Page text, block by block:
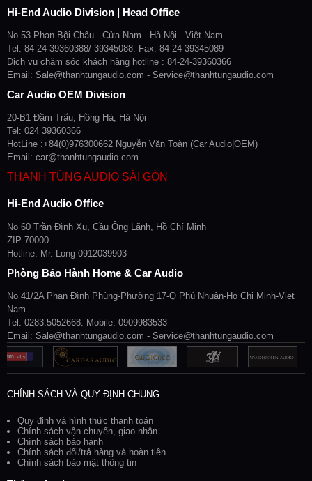
Hi-End Audio Division | Head Office
No 53 Phan Bội Châu - Cửa Nam - Hà Nội - Việt Nam.
Tel: 84-24-39360388/ 39345088. Fax: 84-24-39345089
Dịch vụ chăm sóc khách hàng hotline : 84-24-39360366
Email: Sale@thanhtungaudio.com - Service@thanhtungaudio.com
Car Audio OEM Division
20-B1 Đầm Trấu, Hồng Hà, Hà Nội
Tel: 024 39360366
HotLine :+84(0)976300662 Nguyễn Văn Toàn (Car Audio|OEM)
Email: car@thanhtungaudio.com
THANH TÙNG AUDIO SÀI GÒN
Hi-End Audio Office
No 60 Trần Đình Xu, Cầu Ông Lãnh, Hồ Chí Minh
ZIP 70000
Hotline: Mr. Long 0912039903
Phòng Bảo Hành Home & Car Audio
No 41/2A Phan Đình Phùng-Phường 17-Q Phú Nhuận-Ho Chi Minh-Viet
Nam
Tel: 0283.5052668. Mobile: 0909983533
Email: Sale@thanhtungaudio.com - Service@thanhtungaudio.com
CHÍNH SÁCH VÀ QUY ĐỊNH CHUNG
Quy định và hình thức thanh toán
Chính sách vận chuyển, giao nhận
Chính sách bảo hành
Chính sách đổi/trả hàng và hoàn tiền
Chính sách bảo mật thông tin